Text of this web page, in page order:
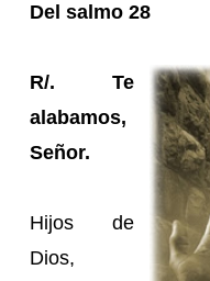
Del salmo 28
R/. Te
alabamos,
Señor.
Hijos de
Dios,